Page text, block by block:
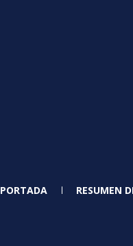
PORTADA RESUMEN